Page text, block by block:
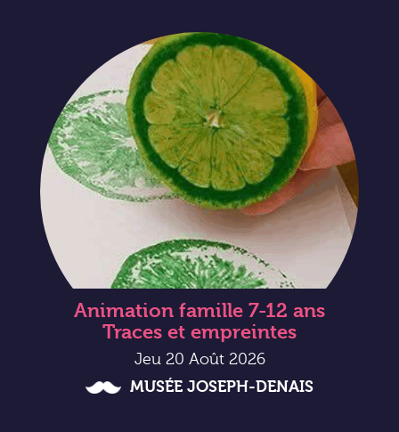
Animation famille 7-12 ans
Traces et empreintes
Jeu 20 Août 2026
MUSÉE JOSEPH-DENAIS